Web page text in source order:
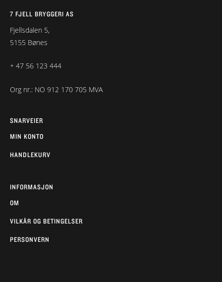
7 FJELL BRYGGERI AS
Fjellsdalen 5,
5155 Bønes
+ 47 56 123 444
Org nr.: NO 912 170 705 MVA
SNARVEIER
MIN KONTO
HANDLEKURV
INFORMASJON
OM
VILKÅR OG BETINGELSER
PERSONVERN